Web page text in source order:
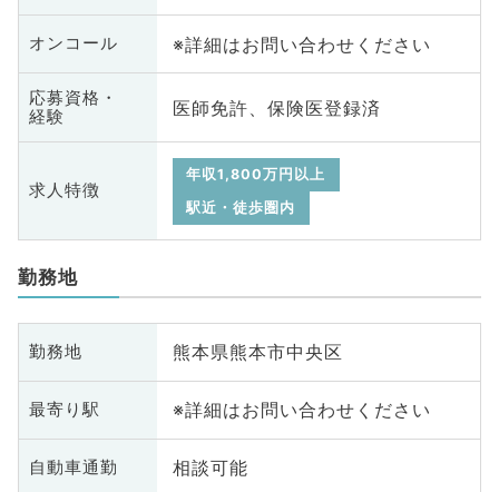
オンコール ※詳細はお問い合わせください
応募資格・
経験
医師免許、保険医登録済
求人特徴
年収1,800万円以上
駅近・徒歩圏内
勤務地
勤務地 熊本県熊本市中央区
最寄り駅 ※詳細はお問い合わせください
自動車通勤 相談可能